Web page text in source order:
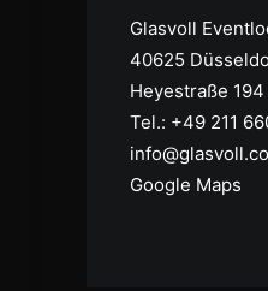
Glasvoll
40625
Heyestraße 194
Tel.: +49 211
Google Maps